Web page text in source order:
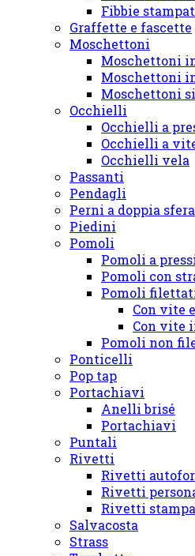
Fibbie
Graffette e fascette
Moschettoni
Moschettoni
Moschettoni
Moschettoni
Occhielli
Occhielli a
Occhielli a
Occhielli vela
Passanti
Pendagli
Perni a doppia sfera
Piedini
Pomoli
Pomoli a
Pomoli con
Pomoli
Con vite
Con vite
Pomoli non
Ponticelli
Pop tap
Portachiavi
Anelli brisé
Portachiavi
Puntali
Rivetti
Rivetti
Rivetti
Rivetti
Salvacosta
Strass